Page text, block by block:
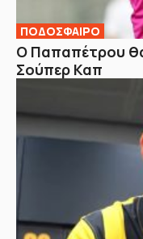
ΠΟΔΟΣΦΑΙΡΟ
Ο Παπαπέτρου
Σούπερ Καπ